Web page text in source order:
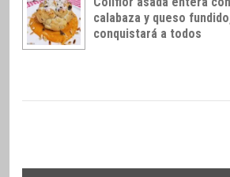
calabaza y queso
conquistará a todos